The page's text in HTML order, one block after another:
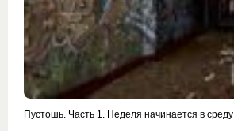
Пустошь. Часть 1. Неделя начинается в среду